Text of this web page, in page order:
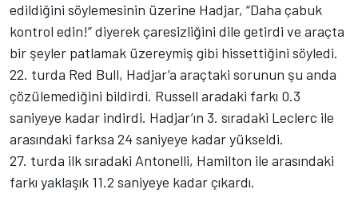
edildiğini söylemesinin üzerine Hadjar, “Daha çabuk
kontrol edin!” diyerek çaresizliğini dile getirdi ve araçta
bir şeyler patlamak üzereymiş gibi hissettiğini söyledi.
22. turda Red Bull, Hadjar’a araçtaki sorunun şu anda
çözülemediğini bildirdi. Russell aradaki farkı 0.3
saniyeye kadar indirdi. Hadjar’ın 3. sıradaki Leclerc ile
arasındaki farksa 24 saniyeye kadar yükseldi.
27. turda ilk sıradaki Antonelli, Hamilton ile arasındaki
farkı yaklaşık 11.2 saniyeye kadar çıkardı.